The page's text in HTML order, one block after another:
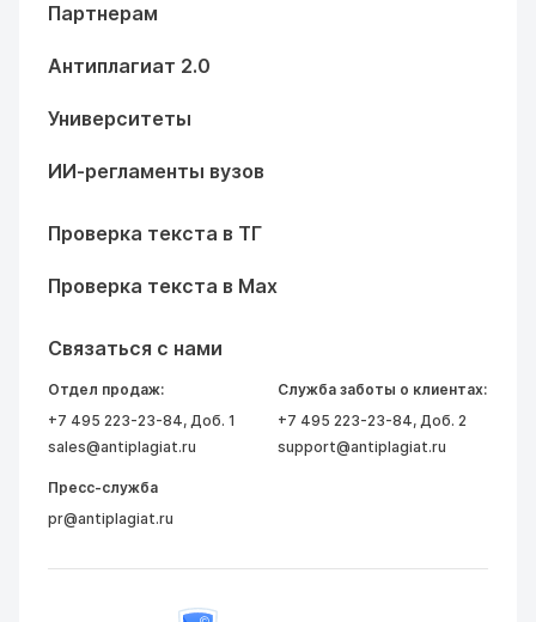
Партнерам
Антиплагиат 2.0
Университеты
ИИ-регламенты вузов
Проверка текста в ТГ
Проверка текста в Max
Связаться с нами
Отдел продаж:
+7 495 223-23-84, Доб. 1
sales@antiplagiat.ru
Служба заботы о клиентах:
+7 495 223-23-84, Доб. 2
support@antiplagiat.ru
Пресс-служба
pr@antiplagiat.ru